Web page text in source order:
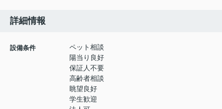
詳細情報
設備条件
ペット相談
陽当り良好
保証人不要
高齢者相談
眺望良好
学生歓迎